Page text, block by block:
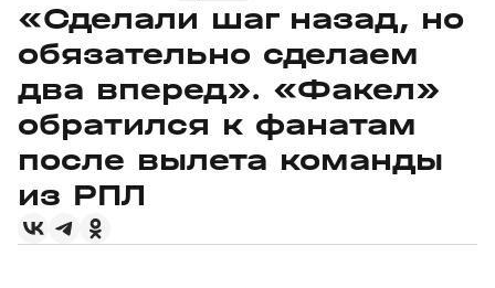
«Сделали шаг назад, но
обязательно сделаем
два вперед». «Факел»
обратился к фанатам
после вылета команды
из РПЛ